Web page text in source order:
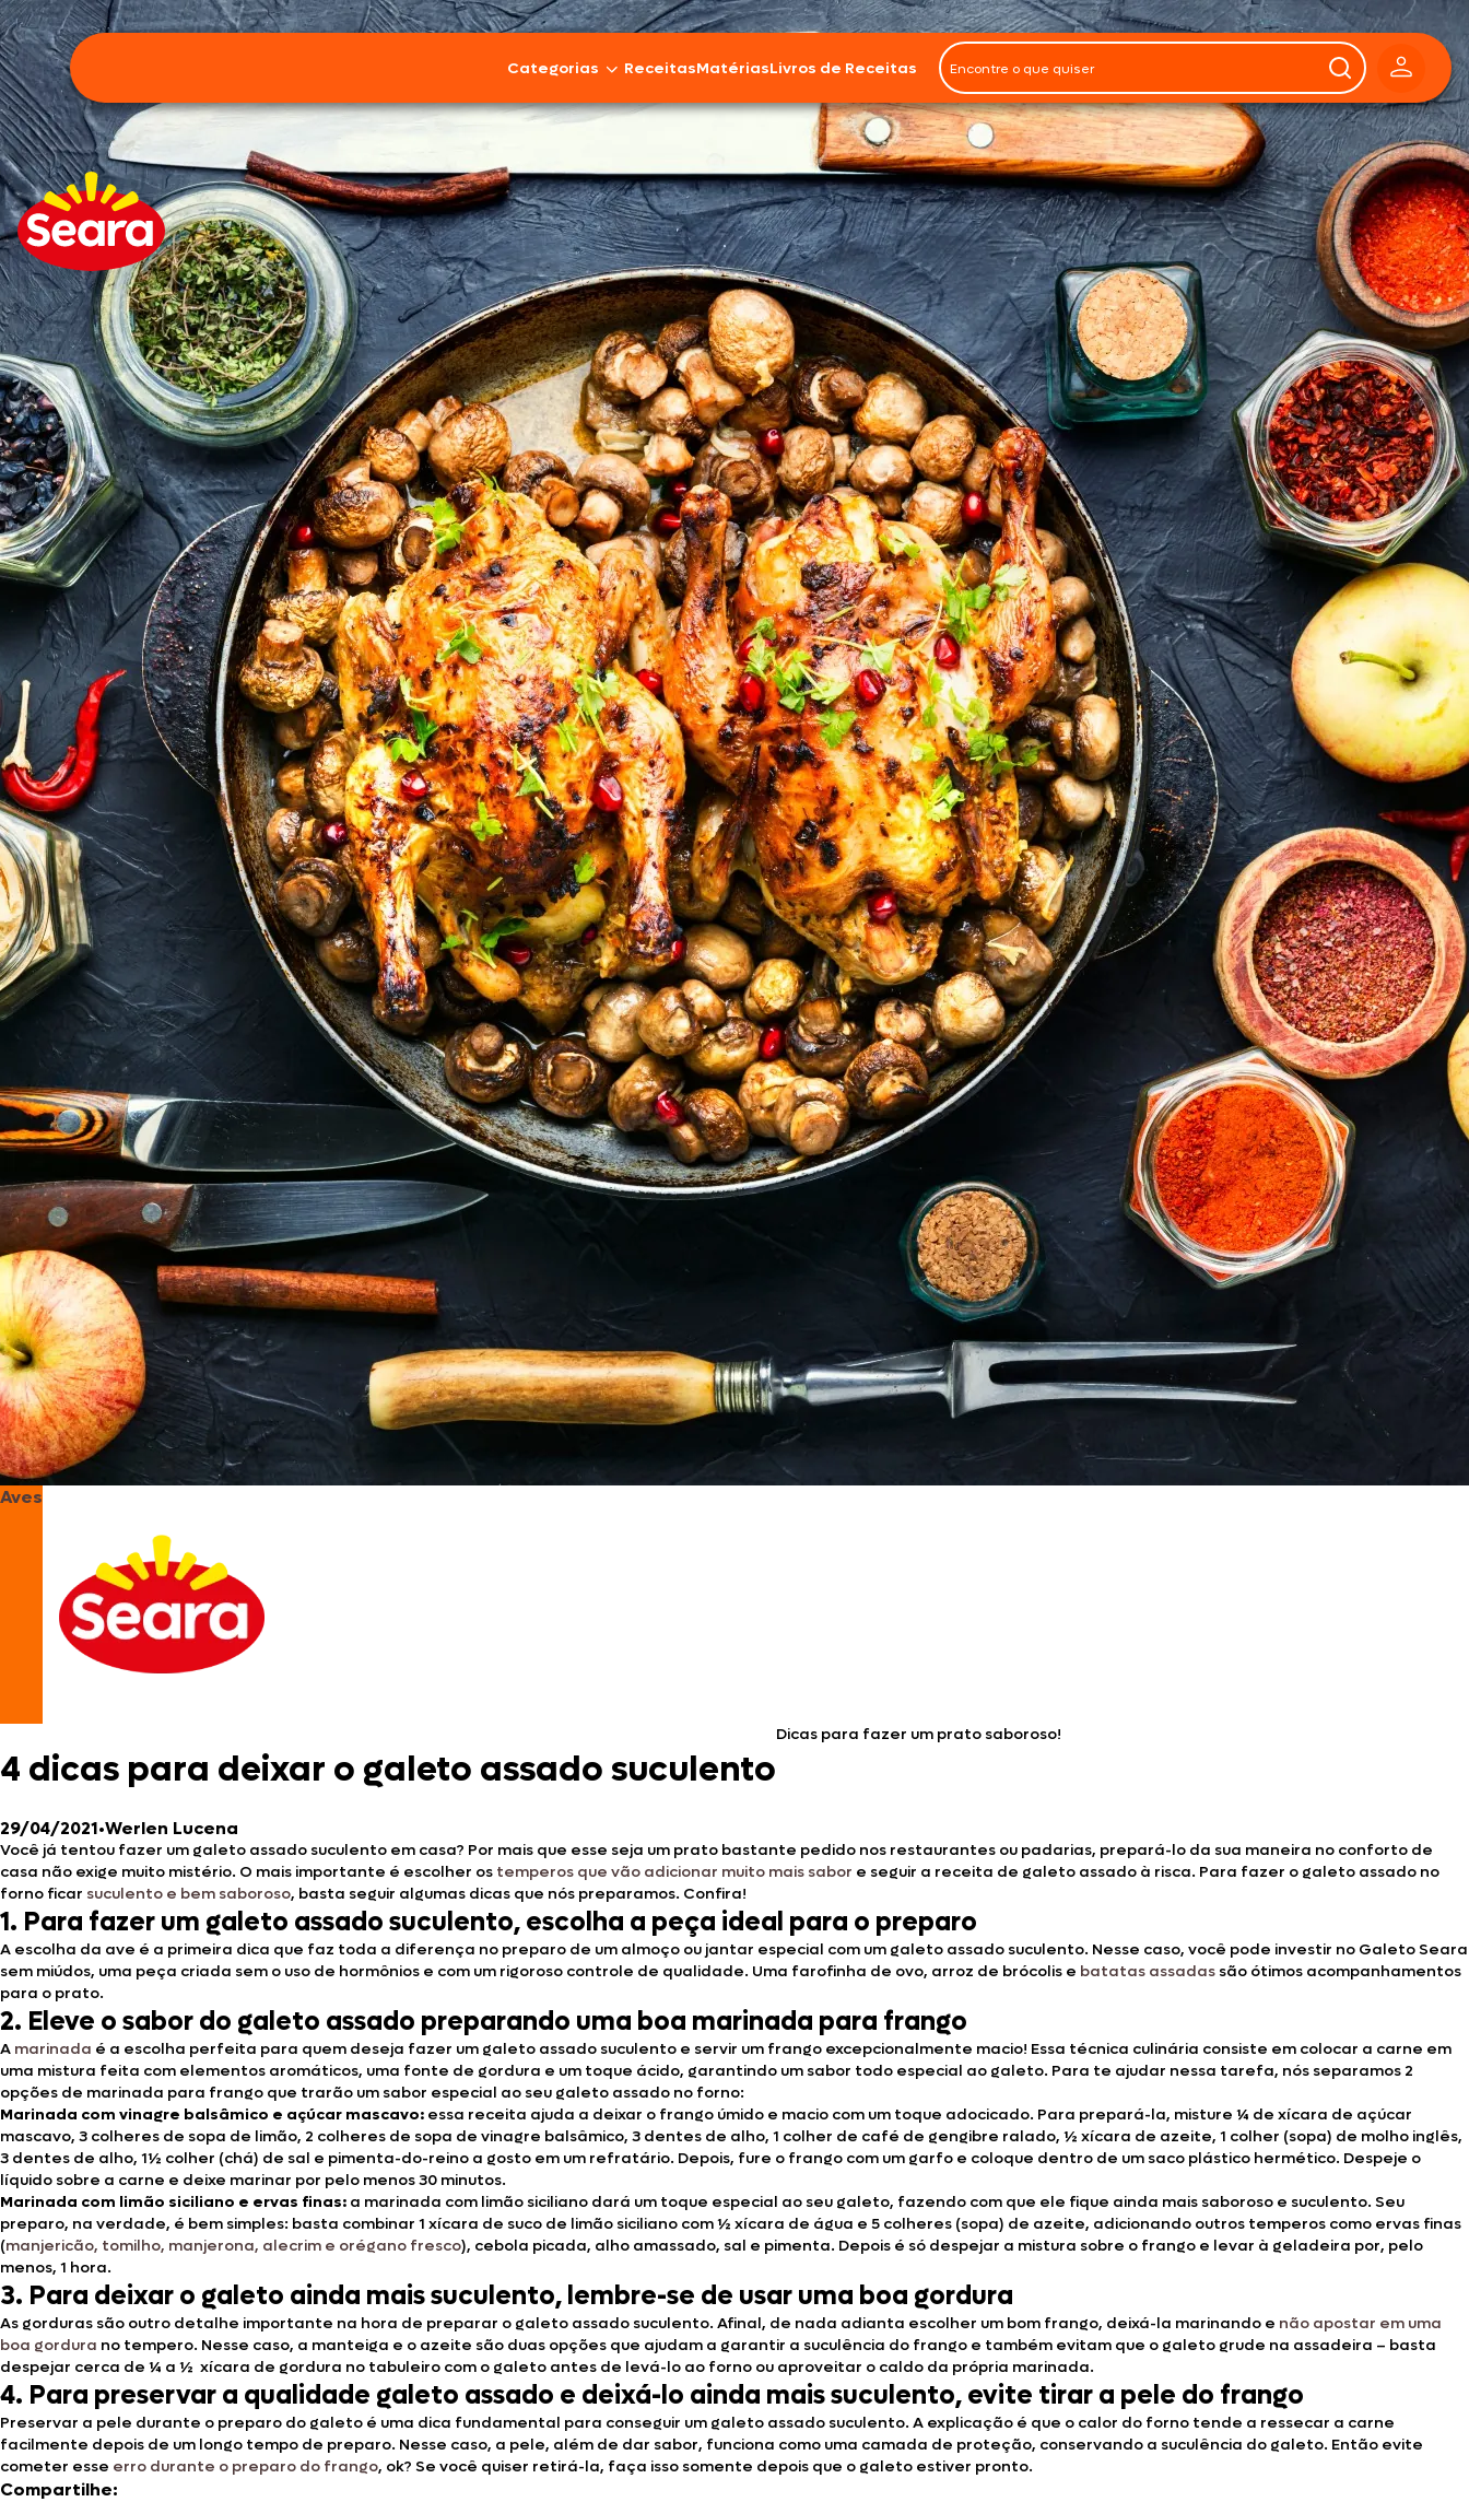
Categorias
Cordeiro
Carnes Suínas
Aves
Frios e Embutidos
Peixes e Frutos do Mar
100% Vegetal
Doces, Bolos e Sobremesas
Pães e Massas
Bebidas
Entrevistas
ReceitasMatériasLivros de Receitas
Aves
4 dicas para deixar o galeto assado suculento
Dicas para fazer um prato saboroso!
29/04/2021•Werlen Lucena
Você já tentou fazer um galeto assado suculento em casa? Por mais que esse seja um prato bastante pedido nos restaurantes ou padarias, prepará-lo da sua maneira no conforto de
casa não exige muito mistério. O mais importante é escolher os temperos que vão adicionar muito mais sabor e seguir a receita de galeto assado à risca. Para fazer o galeto assado no
forno ficar suculento e bem saboroso, basta seguir algumas dicas que nós preparamos. Confira!
1. Para fazer um galeto assado suculento, escolha a peça ideal para o preparo
A escolha da ave é a primeira dica que faz toda a diferença no preparo de um almoço ou jantar especial com um galeto assado suculento. Nesse caso, você pode investir no Galeto Seara
sem miúdos, uma peça criada sem o uso de hormônios e com um rigoroso controle de qualidade. Uma farofinha de ovo, arroz de brócolis e batatas assadas são ótimos acompanhamentos
para o prato.
2. Eleve o sabor do galeto assado preparando uma boa marinada para frango
A marinada é a escolha perfeita para quem deseja fazer um galeto assado suculento e servir um frango excepcionalmente macio! Essa técnica culinária consiste em colocar a carne em
uma mistura feita com elementos aromáticos, uma fonte de gordura e um toque ácido, garantindo um sabor todo especial ao galeto. Para te ajudar nessa tarefa, nós separamos 2
opções de marinada para frango que trarão um sabor especial ao seu galeto assado no forno:
Marinada com vinagre balsâmico e açúcar mascavo: essa receita ajuda a deixar o frango úmido e macio com um toque adocicado. Para prepará-la, misture ¼ de xícara de açúcar
mascavo, 3 colheres de sopa de limão, 2 colheres de sopa de vinagre balsâmico, 3 dentes de alho, 1 colher de café de gengibre ralado, ½ xícara de azeite, 1 colher (sopa) de molho inglês,
3 dentes de alho, 1½ colher (chá) de sal e pimenta-do-reino a gosto em um refratário. Depois, fure o frango com um garfo e coloque dentro de um saco plástico hermético. Despeje o
líquido sobre a carne e deixe marinar por pelo menos 30 minutos.
Marinada com limão siciliano e ervas finas: a marinada com limão siciliano dará um toque especial ao seu galeto, fazendo com que ele fique ainda mais saboroso e suculento. Seu
preparo, na verdade, é bem simples: basta combinar 1 xícara de suco de limão siciliano com ½ xícara de água e 5 colheres (sopa) de azeite, adicionando outros temperos como ervas finas
(manjericão, tomilho, manjerona, alecrim e orégano fresco), cebola picada, alho amassado, sal e pimenta. Depois é só despejar a mistura sobre o frango e levar à geladeira por, pelo
menos, 1 hora.
3. Para deixar o galeto ainda mais suculento, lembre-se de usar uma boa gordura
As gorduras são outro detalhe importante na hora de preparar o galeto assado suculento. Afinal, de nada adianta escolher um bom frango, deixá-la marinando e não apostar em uma
boa gordura no tempero. Nesse caso, a manteiga e o azeite são duas opções que ajudam a garantir a suculência do frango e também evitam que o galeto grude na assadeira – basta
despejar cerca de ¼ a ½ xícara de gordura no tabuleiro com o galeto antes de levá-lo ao forno ou aproveitar o caldo da própria marinada.
4. Para preservar a qualidade galeto assado e deixá-lo ainda mais suculento, evite tirar a pele do frango
Preservar a pele durante o preparo do galeto é uma dica fundamental para conseguir um galeto assado suculento. A explicação é que o calor do forno tende a ressecar a carne
facilmente depois de um longo tempo de preparo. Nesse caso, a pele, além de dar sabor, funciona como uma camada de proteção, conservando a suculência do galeto. Então evite
cometer esse erro durante o preparo do frango, ok? Se você quiser retirá-la, faça isso somente depois que o galeto estiver pronto.
Compartilhe: